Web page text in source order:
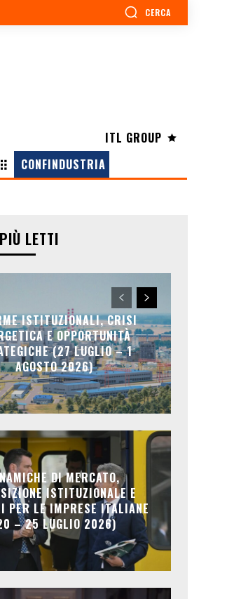
CERCA
ITL GROUP
CONFINDUSTRIA
LETTI
ISTITUZIONALI, CRISI
E OPPORTUNITÀ
(27 LUGLIO – 1
AGOSTO 2026)
DI MERCATO,
ISTITUZIONALE E
PER LE IMPRESE ITALIANE
– 25 LUGLIO 2026)